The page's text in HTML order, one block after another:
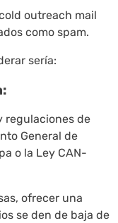
outreach mail
como spam.
sería:
regulaciones de
General de
o la Ley CAN-
ofrecer una
se den de baja de